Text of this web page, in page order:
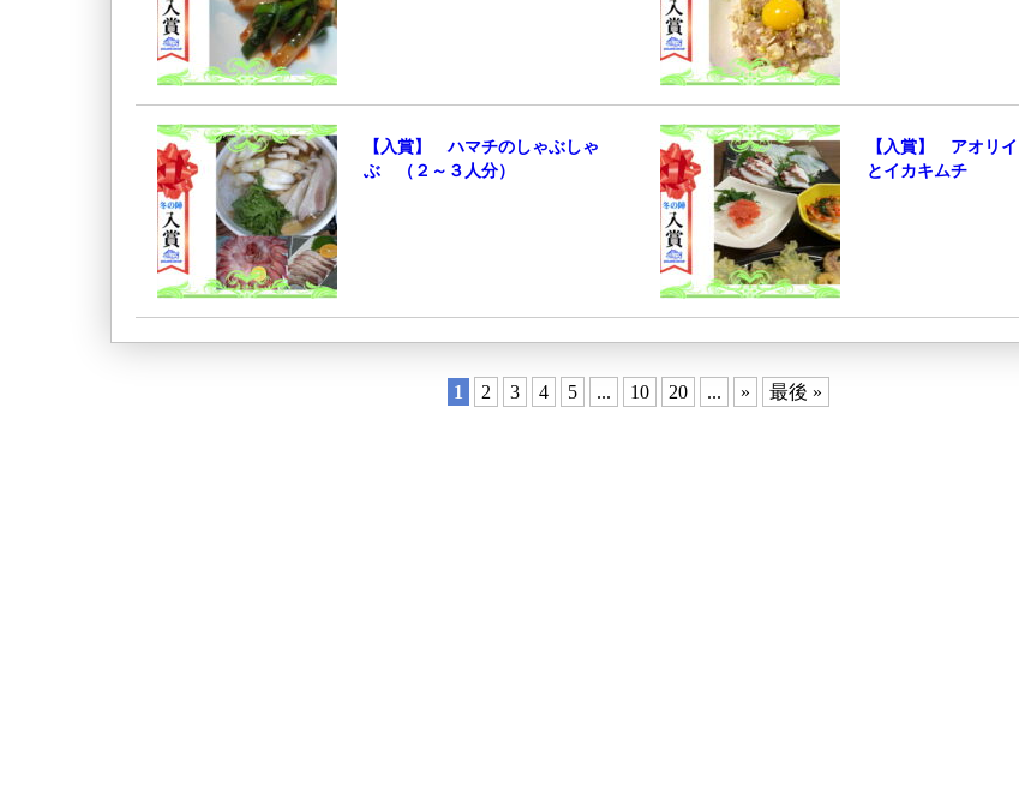
【入賞】 ハマチのしゃぶしゃ
ぶ （２～３人分）
【入賞】 アオリ
とイカキムチ
1 2 3 4 5 ... 10 20 ... » 最後 »